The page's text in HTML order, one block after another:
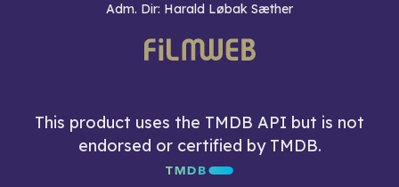
Adm. Dir: Harald Løbak Sæther
This product uses the TMDB API but is not
endorsed or certified by TMDB.